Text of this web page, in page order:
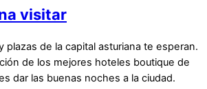
visitar
plazas de la capital asturiana te esperan.
de los mejores hoteles boutique de
dar las buenas noches a la ciudad.